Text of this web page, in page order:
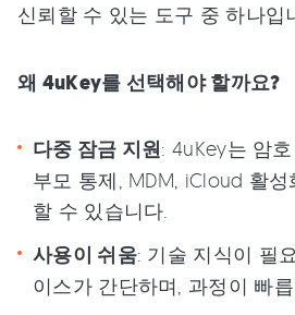
신뢰할 수 있는 도구 중 하나입
왜 4uKey를 선택해야 할까요?
다중 잠금 지원: 4uKey는 암
부모 통제, MDM, iCloud 활
할 수 있습니다.
사용이 쉬움: 기술 지식이 필
이스가 간단하며, 과정이 빠릅